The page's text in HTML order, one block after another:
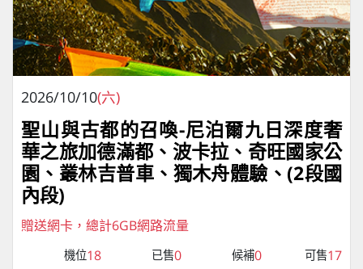
2026/10/10(六)
聖山與古都的召喚-尼泊爾九日深度奢
華之旅加德滿都、波卡拉、奇旺國家公
園、叢林吉普車、獨⽊⾈體驗、(2段國
內段)
贈送網卡，總計6GB網路流量
機位18 已售0 候補0 可售17